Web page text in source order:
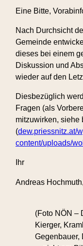
e
a
m
o
n
g
h
e
c
e
p
h
l
Eine Bitte,
Nach Durchsicht
Gemeinde
dieses bei einem
Diskussion und
wieder auf den
Diesbezüglich
Fragen (als
mitzuwirken, siehe
(dew.priessnitz.at/
content/uploads/
Ihr
Andreas
(Foto NÖN –
Kierger,
Gegenbauer,